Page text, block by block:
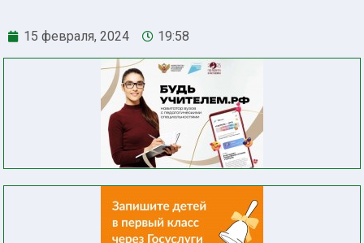
15 февраля, 2024 19:58